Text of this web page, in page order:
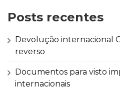
Posts recentes
Devolução internacional
reverso
Documentos para visto
internacionais